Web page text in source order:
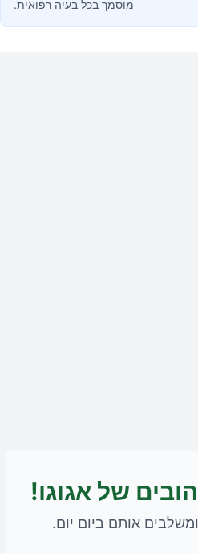
מוסמך בכל בעיה רפואית.
של אגוגו!
אותם ביום יום.